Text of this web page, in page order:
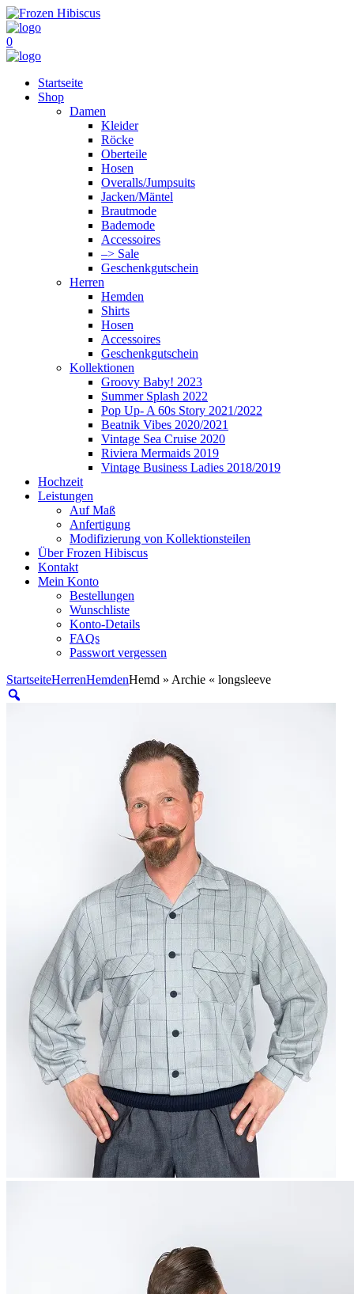
0
Startseite
Shop
Damen
Kleider
Röcke
Oberteile
Hosen
Overalls/Jumpsuits
Jacken/Mäntel
Brautmode
Bademode
Accessoires
–> Sale
Geschenkgutschein
Herren
Hemden
Shirts
Hosen
Accessoires
Geschenkgutschein
Kollektionen
Groovy Baby! 2023
Summer Splash 2022
Pop Up- A 60s Story 2021/2022
Beatnik Vibes 2020/2021
Vintage Sea Cruise 2020
Riviera Mermaids 2019
Vintage Business Ladies 2018/2019
Hochzeit
Leistungen
Auf Maß
Anfertigung
Modifizierung von Kollektionsteilen
Über Frozen Hibiscus
Kontakt
Mein Konto
Bestellungen
Wunschliste
Konto-Details
FAQs
Passwort vergessen
StartseiteHerrenHemdenHemd » Archie « longsleeve